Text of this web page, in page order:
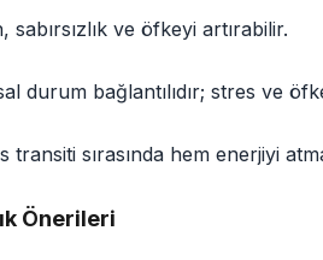
ve öfkeyi artırabilir.
durum bağlantılıdır; stres ve
transiti sırasında hem enerjiyi
Önerileri